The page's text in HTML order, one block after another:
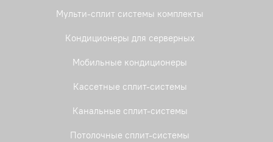
Мульти-сплит системы комплекты
Кондиционеры для серверных
Мобильные кондиционеры
Кассетные сплит-системы
Канальные сплит-системы
Потолочные сплит-системы